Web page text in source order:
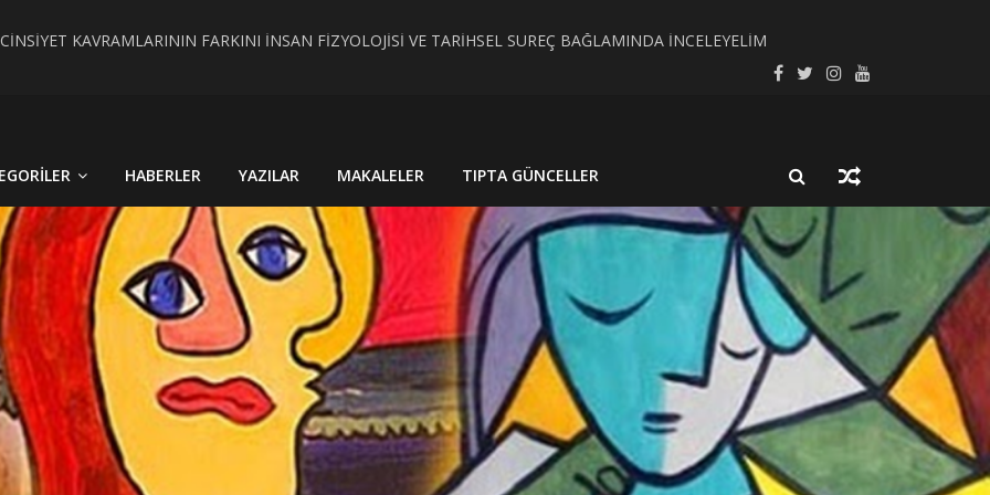
KAVRAMLARININ FARKINI İNSAN FİZYOLOJİSİ VE TARİHSEL SÜREÇ BAĞLAMINDA İNCELEYELİM
HABERLER YAZILAR MAKALELER TIPTA GÜNCELLER